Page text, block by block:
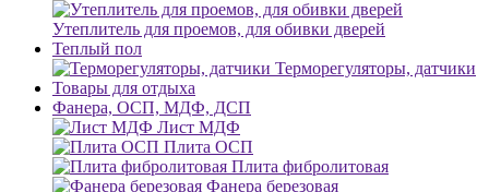
Утеплитель для проемов, для обивки дверей
Теплый пол
Терморегуляторы, датчики
Товары для отдыха
Фанера, ОСП, МДФ, ДСП
Лист МДФ
Плита ОСП
Плита фибролитовая
Фанера березовая